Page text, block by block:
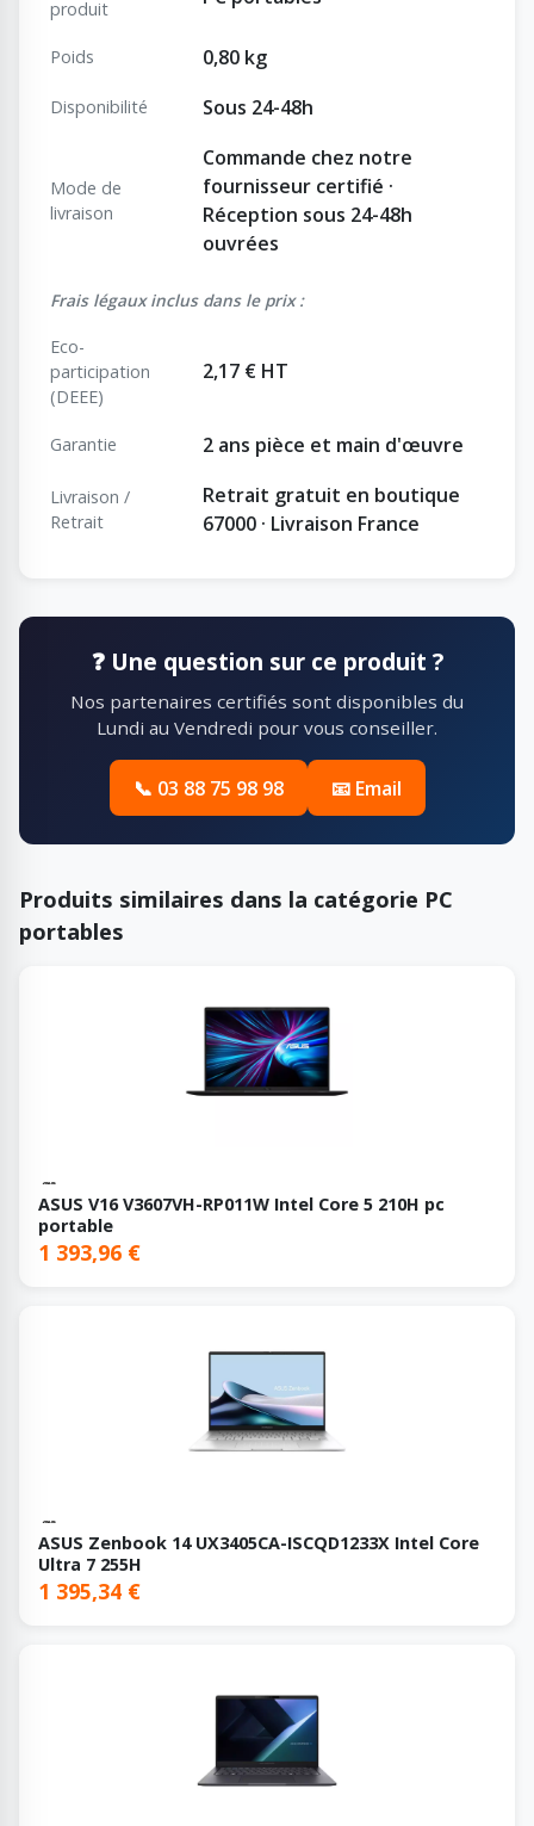
produit
Poids 0,80 kg
Disponibilité Sous 24-48h
Mode de
livraison
Commande chez notre
fournisseur certifié ·
Réception sous 24-48h
ouvrées
Frais légaux inclus dans le prix :
Eco-
participation
(DEEE)
2,17 € HT
Garantie 2 ans pièce et main d'œuvre
Livraison /
Retrait
Retrait gratuit en boutique
67000 · Livraison France
❓ Une question sur ce produit ?
Nos partenaires certifiés sont disponibles du
Lundi au Vendredi pour vous conseiller.
📞 03 88 75 98 98 📧 Email
Produits similaires dans la catégorie PC
portables
ASUS V16 V3607VH-RP011W Intel Core 5 210H pc
portable
1 393,96 €
ASUS Zenbook 14 UX3405CA-ISCQD1233X Intel Core
Ultra 7 255H
1 395,34 €